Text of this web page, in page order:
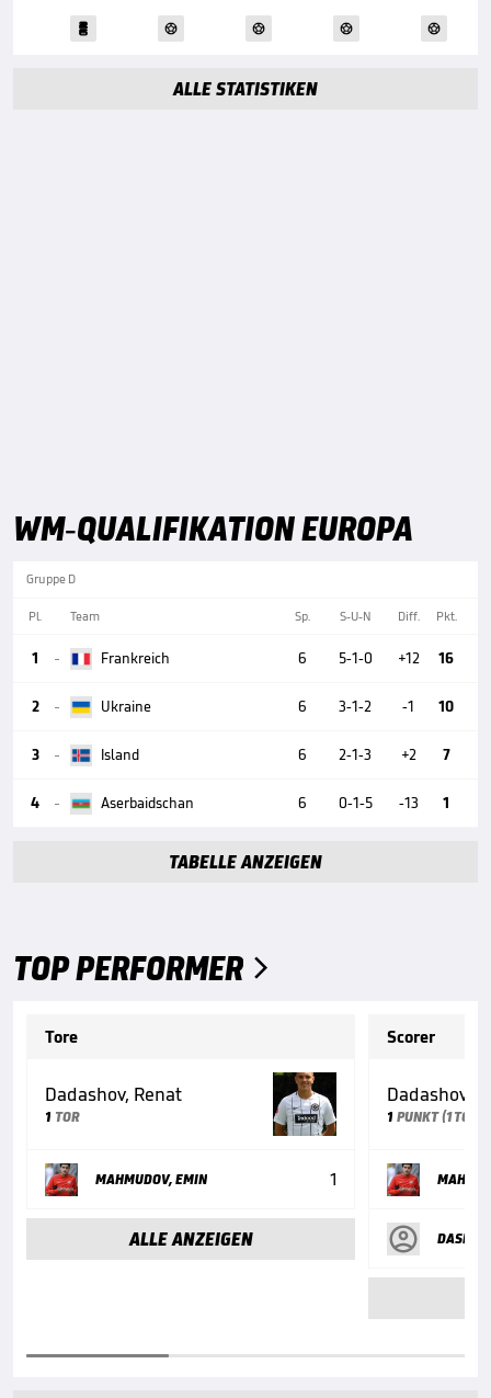
ALLE STATISTIKEN
WM-QUALIFIKATION EUROPA
Gruppe D
Pl. Team Sp. S-U-N Diff. Pkt.
1  Frankreich 6 5-1-0 +12 16
2  Ukraine 6 3-1-2 -1 10
3  Island 6 2-1-3 +2 7
4  Aserbaidschan 6 0-1-5 -13 1
TABELLE ANZEIGEN
TOP PERFORMER 
Tore
Dadashov, Renat
1 TOR
MAHMUDOV, EMIN 1
ALLE ANZEIGEN
Scorer
Dadashov,
1 PUNKT (1 TOR